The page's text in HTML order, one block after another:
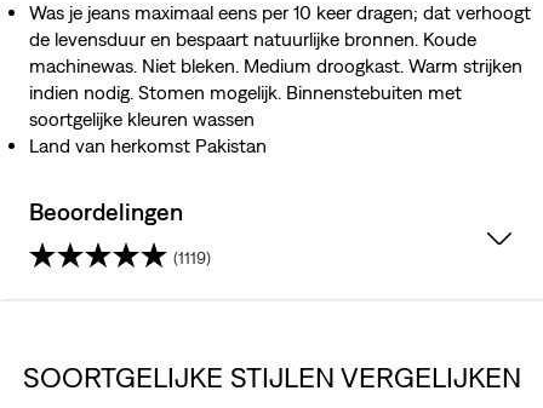
Was je jeans maximaal eens per 10 keer dragen; dat verhoogt
de levensduur en bespaart natuurlijke bronnen. Koude
machinewas. Niet bleken. Medium droogkast. Warm strijken
indien nodig. Stomen mogelijk. Binnenstebuiten met
soortgelijke kleuren wassen
Land van herkomst Pakistan
Beoordelingen
(1119)
de
SOORTGELIJKE STIJLEN VERGELIJKEN